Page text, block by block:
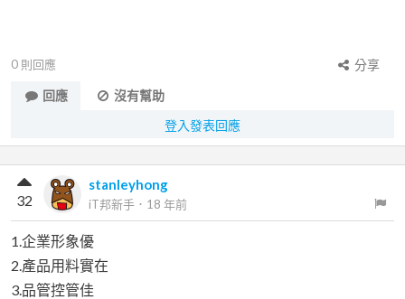
0 則回應
分享
回應
沒有幫助
登入發表回應
stanleyhong
iT邦新手 ． 18 年前
32
1.企業形象優
2.產品用料實在
3.品管控管佳